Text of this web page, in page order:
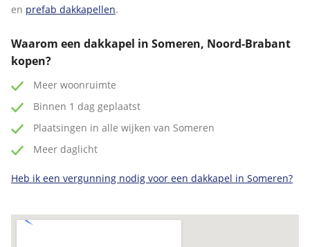
en prefab dakkapellen.
Waarom een dakkapel in Someren, Noord-Brabant
kopen?
Meer woonruimte
Binnen 1 dag geplaatst
Plaatsingen in alle wijken van Someren
Meer daglicht
Heb ik een vergunning nodig voor een dakkapel in Someren?